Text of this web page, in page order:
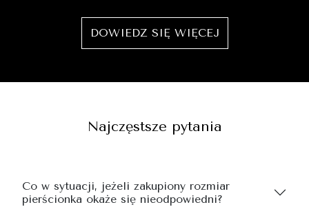
DOWIEDZ SIĘ WIĘCEJ
Najczęstsze pytania
Co w sytuacji, jeżeli zakupiony rozmiar
pierścionka okaże się nieodpowiedni?